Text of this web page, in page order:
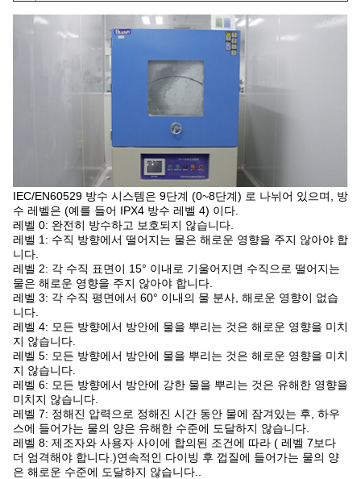
IEC/EN60529 방수 시스템은 9단계 (0~8단계) 로 나뉘어 있으며, 방
수 레벨은 (예를 들어 IPX4 방수 레벨 4) 이다.
레벨 0: 완전히 방수하고 보호되지 않습니다.
레벨 1: 수직 방향에서 떨어지는 물은 해로운 영향을 주지 않아야 합
니다.
레벨 2: 각 수직 표면이 15° 이내로 기울어지면 수직으로 떨어지는
물은 해로운 영향을 주지 않아야 합니다.
레벨 3: 각 수직 평면에서 60° 이내의 물 분사, 해로운 영향이 없습
니다.
레벨 4: 모든 방향에서 방안에 물을 뿌리는 것은 해로운 영향을 미치
지 않습니다.
레벨 5: 모든 방향에서 방안에 물을 뿌리는 것은 해로운 영향을 미치
지 않습니다.
레벨 6: 모든 방향에서 방안에 강한 물을 뿌리는 것은 유해한 영향을
미치지 않습니다.
레벨 7: 정해진 압력으로 정해진 시간 동안 물에 잠겨있는 후, 하우
스에 들어가는 물의 양은 유해한 수준에 도달하지 않습니다.
레벨 8: 제조자와 사용자 사이에 합의된 조건에 따라 ( 레벨 7보다
더 엄격해야 합니다.)연속적인 다이빙 후 껍질에 들어가는 물의 양
은 해로운 수준에 도달하지 않습니다..